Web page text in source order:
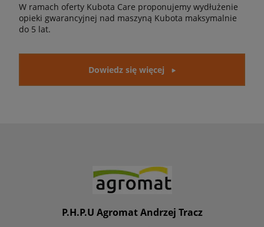
W ramach oferty Kubota Care proponujemy wydłużenie
opieki gwarancyjnej nad maszyną Kubota maksymalnie
do 5 lat.
Dowiedz się więcej
P.H.P.U Agromat Andrzej Tracz